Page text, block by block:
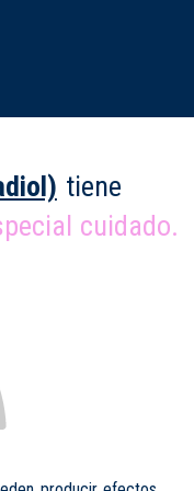
tiene
cuidado.